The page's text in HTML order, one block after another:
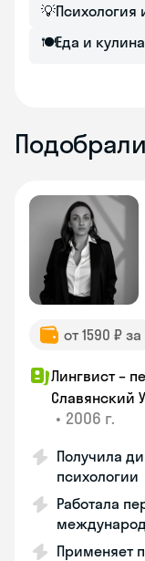
💡Психология
🍽Еда и
от 1590 ₽
Лингвист –
Славянский
• 2006 г.
Получила
психологии
Работала
Применяет